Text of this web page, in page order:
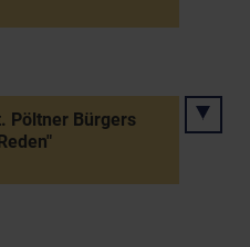
Pöltner Bürgers